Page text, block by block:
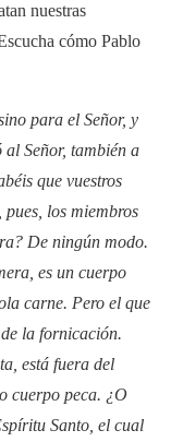
nuestras
cómo Pablo
para el Señor, y
Señor, también a
que vuestros
los miembros
De ningún modo.
es un cuerpo
carne. Pero el que
la fornicación.
está fuera del
cuerpo peca. ¿O
Santo, el cual